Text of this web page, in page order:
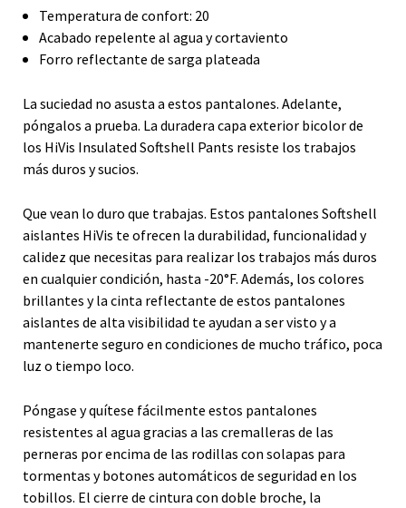
Temperatura de confort: 20
Acabado repelente al agua y cortaviento
Forro reflectante de sarga plateada
La suciedad no asusta a estos pantalones. Adelante,
póngalos a prueba. La duradera capa exterior bicolor de
los HiVis Insulated Softshell Pants resiste los trabajos
más duros y sucios.
Que vean lo duro que trabajas. Estos pantalones Softshell
aislantes HiVis te ofrecen la durabilidad, funcionalidad y
calidez que necesitas para realizar los trabajos más duros
en cualquier condición, hasta -20°F. Además, los colores
brillantes y la cinta reflectante de estos pantalones
aislantes de alta visibilidad te ayudan a ser visto y a
mantenerte seguro en condiciones de mucho tráfico, poca
luz o tiempo loco.
Póngase y quítese fácilmente estos pantalones
resistentes al agua gracias a las cremalleras de las
perneras por encima de las rodillas con solapas para
tormentas y botones automáticos de seguridad en los
tobillos. El cierre de cintura con doble broche, la